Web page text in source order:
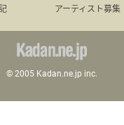
花言葉辞典
注文方法・送料など
アーティスト募集
© 2005 Kadan.ne.jp inc.